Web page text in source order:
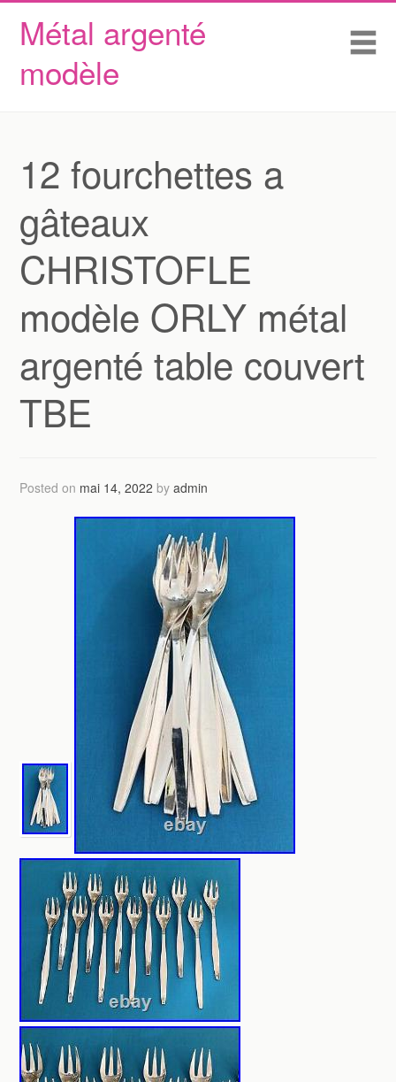
Métal argenté
modèle
Skip to content
Accueil
Conditions d’utilisation
12 fourchettes a
gâteaux
CHRISTOFLE
modèle ORLY métal
argenté table couvert
TBE
Posted on mai 14, 2022 byadmin